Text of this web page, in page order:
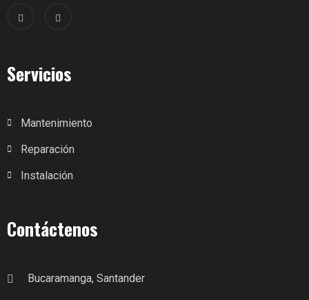
Servicios
Mantenimiento
Reparación
Instalación
Contáctenos
Bucaramanga, Santander